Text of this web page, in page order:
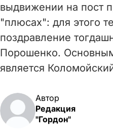
выдвижении на пост
"плюсах": для этого
поздравление
Порошенко.
является
Автор
Редакция
"Гордон"